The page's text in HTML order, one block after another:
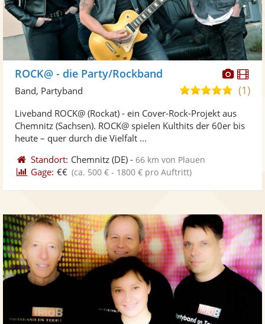
Fotos
ROCK@ - die Party/Rockband
5,0
5
(1)
Band, Partyband
Liveband ROCK@ (Rockat) - ein Cover-Rock-Projekt aus
Chemnitz (Sachsen). ROCK@ spielen Kulthits der 60er bis
heute – quer durch die Vielfalt ...
Standort: Chemnitz (DE) -66 km von Plauen
Gage: €€ (ca. 500 € - 1800 € pro Auftritt)